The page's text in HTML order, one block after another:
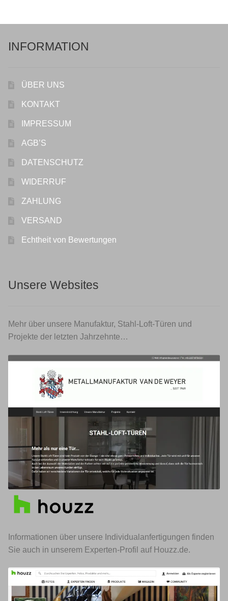
ZUBEHÖR FERLEON
PREVIEW
ÜBER UNS
INFORMATION
ÜBER UNS
KONTAKT
IMPRESSUM
AGB’S
DATENSCHUTZ
WIDERRUF
ZAHLUNG
VERSAND
Echtheit von Bewertungen
Unsere Websites
Mehr über unsere Manufaktur, Stahl-Loft-Türen und
Projekte der letzten Jahrzehnte…
Informationen über unsere Individualanfertigungen finden
Sie auch in unserem Experten-Profil auf Houzz.de.